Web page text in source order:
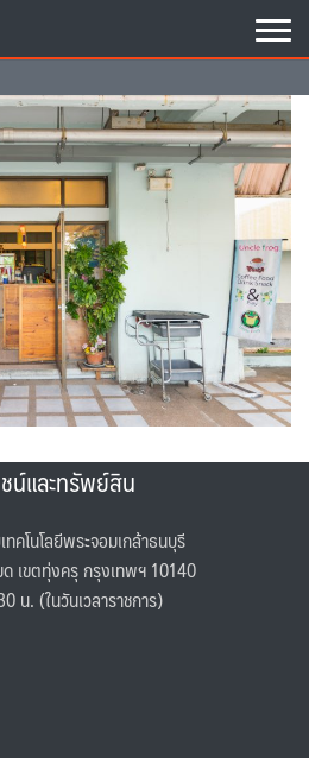
น์และทรัพย์สิน
คโนโลยีพระจอมเกล้าธนบุรี
เขตทุ่งครุ กรุงเทพฯ 10140
น. (ในวันเวลาราชการ)